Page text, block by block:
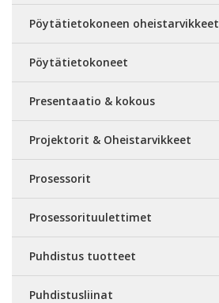
Pöytätietokoneen oheistarvikkeet
Pöytätietokoneet
Presentaatio & kokous
Projektorit & Oheistarvikkeet
Prosessorit
Prosessorituulettimet
Puhdistus tuotteet
Puhdistusliinat